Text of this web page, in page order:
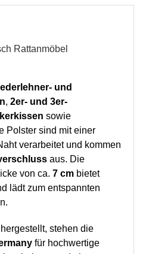
Rattanmöbel
und
, 2er- und 3er-
sowie
Polster sind mit einer
verarbeitet und kommen
aus. Die
von ca. 7 cmbietet
lädt zum entspannten
stehen die
für hochwertige